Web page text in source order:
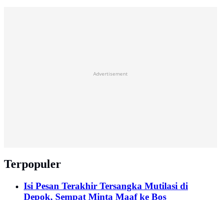
Advertisement
Terpopuler
Isi Pesan Terakhir Tersangka Mutilasi di
Depok, Sempat Minta Maaf ke Bos